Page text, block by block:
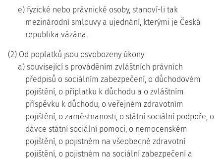
e) fyzické nebo právnické osoby, stanoví-li tak
mezinárodní smlouvy a ujednání, kterými je Česká
republika vázána.
(2) Od poplatků jsou osvobozeny úkony
a) související s prováděním zvláštních právních
předpisů o sociálním zabezpečení, o důchodovém
pojištění, o příplatku k důchodu a o zvláštním
příspěvku k důchodu, o veřejném zdravotním
pojištění, o zaměstnanosti, o státní sociální podpoře, o
dávce státní sociální pomoci, o nemocenském
pojištění, o pojistném na všeobecné zdravotní
pojištění, o pojistném na sociální zabezpečení a